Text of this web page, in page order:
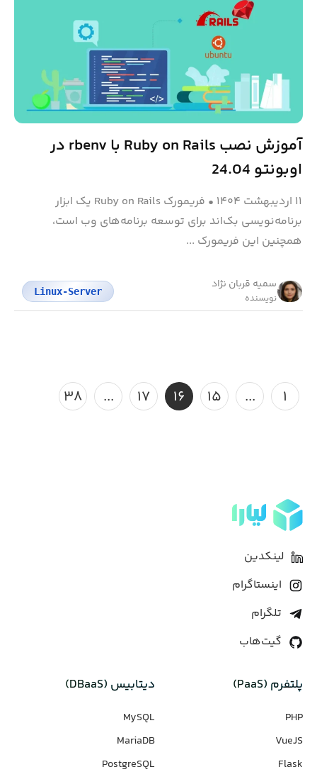
آموزش نصب Ruby on Rails با rbenv در
اوبونتو 24.04
۱۱ اردیبهشت ۱۴۰۴ •
فریمورک Ruby on Rails یک ابزار
برنامه‌نویسی بک‌اند برای توسعه برنامه‌های وب است،
همچنین این فریمورک ...
سمیه قربان نژاد
نویسنده
Linux-Server
۱ ... ۱۵ ۱۶ ۱۷ ... ۳۸
لینکدین
اینستاگرام
تلگرام
گیت‌هاب
پلتفرم (PaaS)
PHP
VueJS
Flask
دیتابیس‌ (DBaaS)
MySQL
MariaDB
PostgreSQL